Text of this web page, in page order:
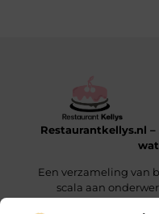
Restaurantkellys.nl
Een verzameling van
scala aan